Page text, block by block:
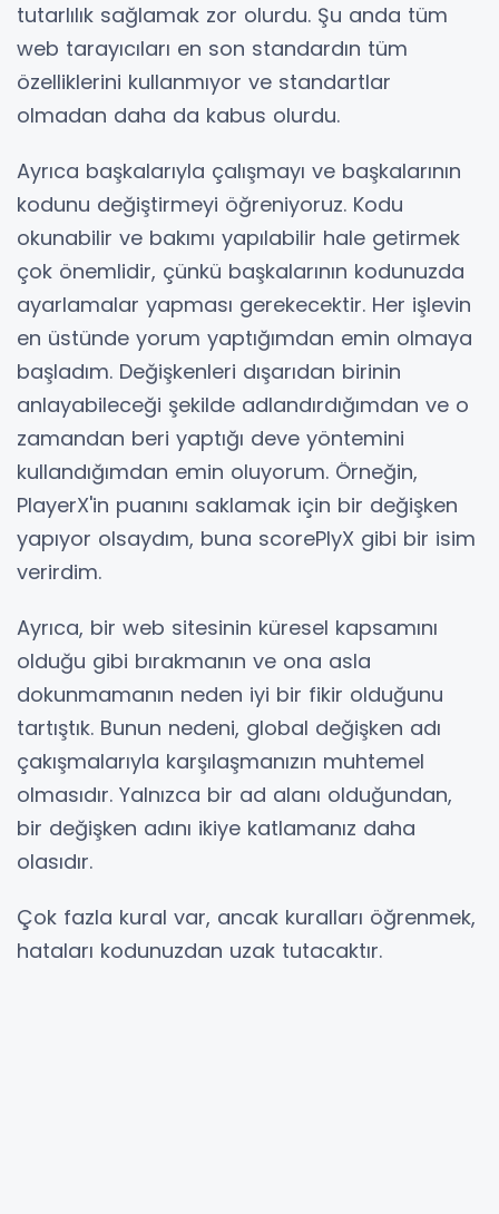
tutarlılık sağlamak zor olurdu. Şu anda tüm
web tarayıcıları en son standardın tüm
özelliklerini kullanmıyor ve standartlar
olmadan daha da kabus olurdu.
Ayrıca başkalarıyla çalışmayı ve başkalarının
kodunu değiştirmeyi öğreniyoruz. Kodu
okunabilir ve bakımı yapılabilir hale getirmek
çok önemlidir, çünkü başkalarının kodunuzda
ayarlamalar yapması gerekecektir. Her işlevin
en üstünde yorum yaptığımdan emin olmaya
başladım. Değişkenleri dışarıdan birinin
anlayabileceği şekilde adlandırdığımdan ve o
zamandan beri yaptığı deve yöntemini
kullandığımdan emin oluyorum. Örneğin,
PlayerX'in puanını saklamak için bir değişken
yapıyor olsaydım, buna scorePlyX gibi bir isim
verirdim.
Ayrıca, bir web sitesinin küresel kapsamını
olduğu gibi bırakmanın ve ona asla
dokunmamanın neden iyi bir fikir olduğunu
tartıştık. Bunun nedeni, global değişken adı
çakışmalarıyla karşılaşmanızın muhtemel
olmasıdır. Yalnızca bir ad alanı olduğundan,
bir değişken adını ikiye katlamanız daha
olasıdır.
Çok fazla kural var, ancak kuralları öğrenmek,
hataları kodunuzdan uzak tutacaktır.